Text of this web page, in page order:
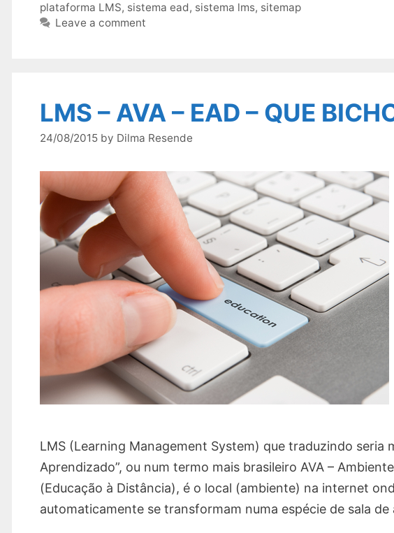
plataforma LMS, sistema ead, sistema lms, sitemap
Leave a comment
LMS – AVA – EAD – QUE
24/08/2015 by Dilma Resende
LMS (Learning Management System) que traduzindo seria
Aprendizado”, ou num termo mais brasileiro AVA –
(Educação à Distância), é o local (ambiente) na internet
automaticamente se transformam numa espécie de sala de